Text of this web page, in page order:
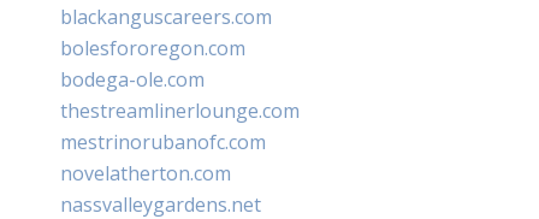
blackanguscareers.com
bolesfororegon.com
bodega-ole.com
thestreamlinerlounge.com
mestrinorubanofc.com
novelatherton.com
nassvalleygardens.net